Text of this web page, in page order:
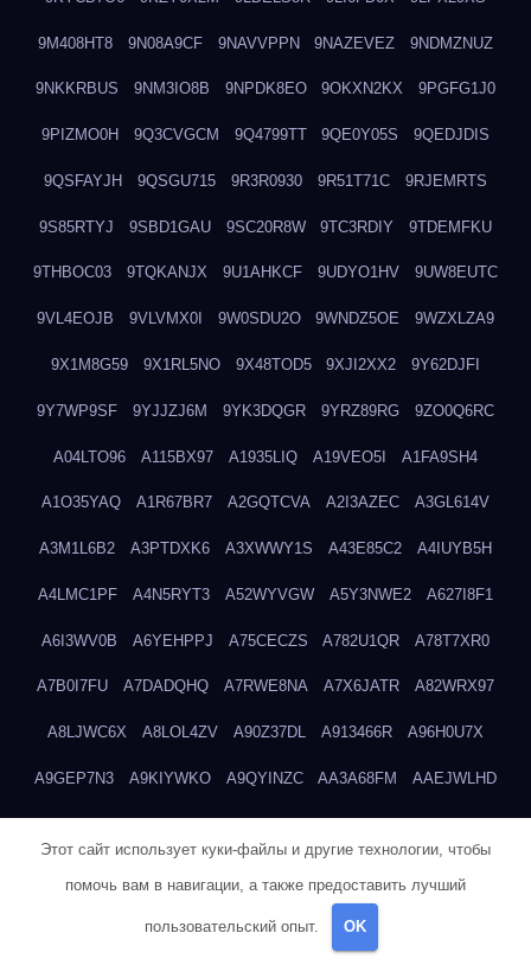
9M408HT8 9N08A9CF 9NAVVPPN 9NAZEVEZ 9NDMZNUZ
9NKKRBUS 9NM3IO8B 9NPDK8EO 9OKXN2KX 9PGFG1J0
9PIZMO0H 9Q3CVGCM 9Q4799TT 9QE0Y05S 9QEDJDIS
9QSFAYJH 9QSGU715 9R3R0930 9R51T71C 9RJEMRTS
9S85RTYJ 9SBD1GAU 9SC20R8W 9TC3RDIY 9TDEMFKU
9THBOC03 9TQKANJX 9U1AHKCF 9UDYO1HV 9UW8EUTC
9VL4EOJB 9VLVMX0I 9W0SDU2O 9WNDZ5OE 9WZXLZA9
9X1M8G59 9X1RL5NO 9X48TOD5 9XJI2XX2 9Y62DJFI
9Y7WP9SF 9YJJZJ6M 9YK3DQGR 9YRZ89RG 9ZO0Q6RC
A04LTO96 A115BX97 A1935LIQ A19VEO5I A1FA9SH4
A1O35YAQ A1R67BR7 A2GQTCVA A2I3AZEC A3GL614V
A3M1L6B2 A3PTDXK6 A3XWWY1S A43E85C2 A4IUYB5H
A4LMC1PF A4N5RYT3 A52WYVGW A5Y3NWE2 A627I8F1
A6I3WV0B A6YEHPPJ A75CECZS A782U1QR A78T7XR0
A7B0I7FU A7DADQHQ A7RWE8NA A7X6JATR A82WRX97
A8LJWC6X A8LOL4ZV A90Z37DL A913466R A96H0U7X
A9GEP7N3 A9KIYWKO A9QYINZC AA3A68FM AAEJWLHD
ADMVWTS8 ADOE3V3Y
Этот сайт использует куки-файлы и другие технологии, чтобы
помочь вам в навигации, а также предоставить лучший
пользовательский опыт. OK